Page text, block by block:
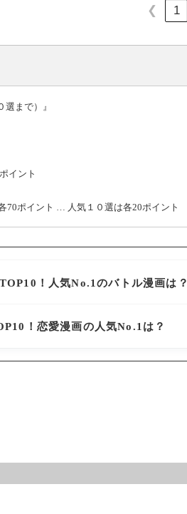
❮ 1
まで）』
イント
70ポイント … 人気１０選は各20ポイント
！人気No.1のバトル漫画は？
！恋愛漫画の人気No.1は？